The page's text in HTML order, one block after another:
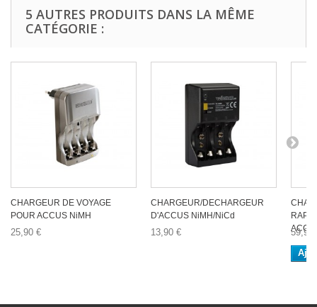
5 AUTRES PRODUITS DANS LA MÊME
CATÉGORIE :
CHARGEUR DE VOYAGE
POUR ACCUS NiMH
25,90 €
CHARGEUR/DECHARGEUR
D'ACCUS NiMH/NiCd
13,90 €
59,90